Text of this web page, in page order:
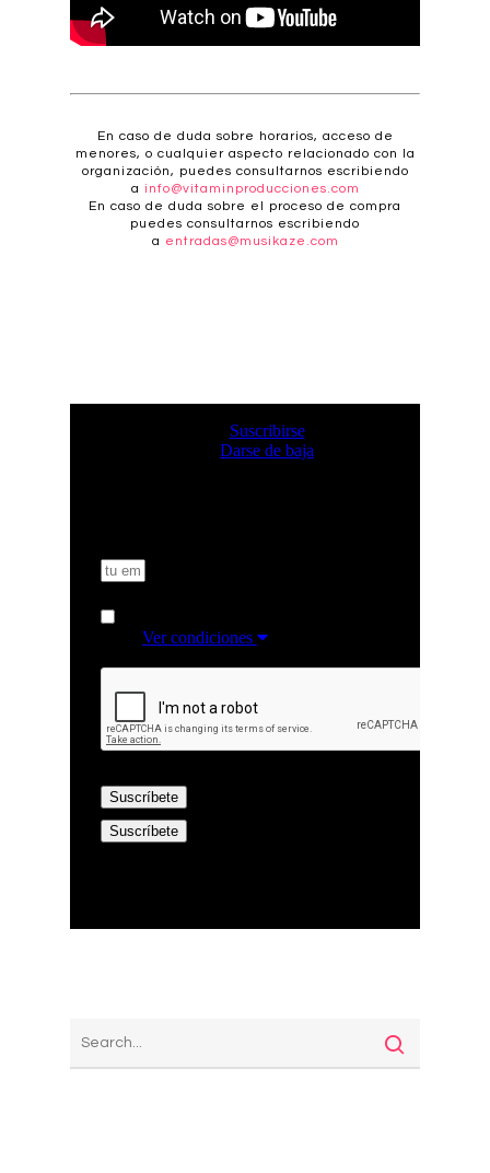
En caso de duda sobre horarios, acceso de
menores, o cualquier aspecto relacionado con la
organización, puedes consultarnos escribiendo
a info@vitaminproducciones.com
En caso de duda sobre el proceso de compra
puedes consultarnos escribiendo
a entradas@musikaze.com